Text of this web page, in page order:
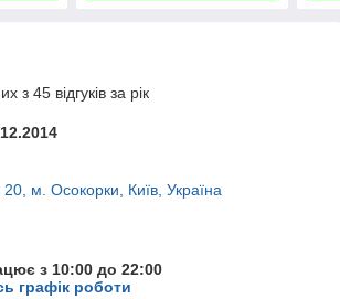
з 45 відгуків за рік
20, м. Осокорки, Київ, Україна
з 10:00 до 22:00
графік роботи